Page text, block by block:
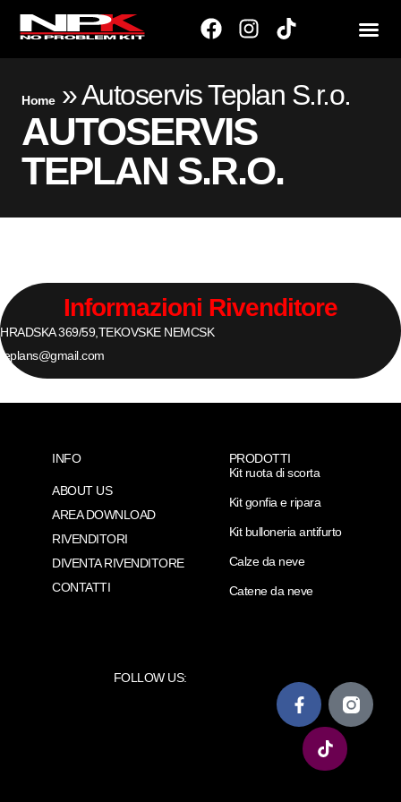
Home»Autoservis Teplan S.r.o.
AUTOSERVIS
TEPLAN S.R.O.
Informazioni Rivenditore
HRADSKA 369/59,TEKOVSKE NEMCSK
teplans@gmail.com
INFO
ABOUT US
AREA DOWNLOAD
RIVENDITORI
DIVENTA RIVENDITORE
CONTATTI
PRODOTTI
Kit ruota di scorta
Kit gonfia e ripara
Kit bulloneria antifurto
Calze da neve
Catene da neve
FOLLOW US: